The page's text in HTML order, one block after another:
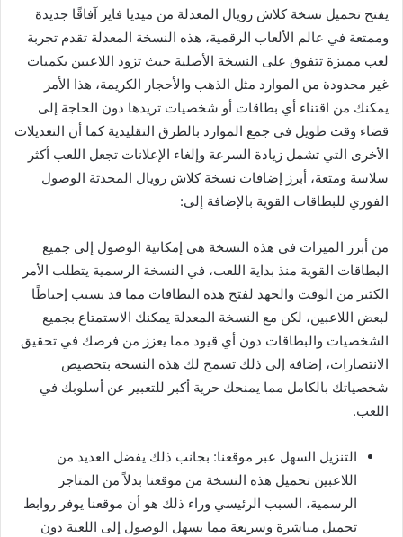
يفتح تحميل نسخة كلاش رويال المعدلة من ميديا فاير آفاقًا جديدة
وممتعة في عالم الألعاب الرقمية، هذه النسخة المعدلة تقدم تجربة
لعب مميزة تتفوق على النسخة الأصلية حيث تزود اللاعبين بكميات
غير محدودة من الموارد مثل الذهب والأحجار الكريمة، هذا الأمر
يمكنك من اقتناء أي بطاقات أو شخصيات تريدها دون الحاجة إلى
قضاء وقت طويل في جمع الموارد بالطرق التقليدية كما أن التعديلات
الأخرى التي تشمل زيادة السرعة وإلغاء الإعلانات تجعل اللعب أكثر
سلاسة ومتعة، أبرز إضافات نسخة كلاش رويال المحدثة الوصول
الفوري للبطاقات القوية بالإضافة إلى:
من أبرز الميزات في هذه النسخة هي إمكانية الوصول إلى جميع
البطاقات القوية منذ بداية اللعب، في النسخة الرسمية يتطلب الأمر
الكثير من الوقت والجهد لفتح هذه البطاقات مما قد يسبب إحباطًا
لبعض اللاعبين، لكن مع النسخة المعدلة يمكنك الاستمتاع بجميع
الشخصيات والبطاقات دون أي قيود مما يعزز من فرصك في تحقيق
الانتصارات، إضافة إلى ذلك تسمح لك هذه النسخة بتخصيص
شخصياتك بالكامل مما يمنحك حرية أكبر للتعبير عن أسلوبك في
اللعب.
التنزيل السهل عبر موقعنا: بجانب ذلك يفضل العديد من
اللاعبين تحميل هذه النسخة من موقعنا بدلاً من المتاجر
الرسمية، السبب الرئيسي وراء ذلك هو أن موقعنا يوفر روابط
تحميل مباشرة وسريعة مما يسهل الوصول إلى اللعبة دون